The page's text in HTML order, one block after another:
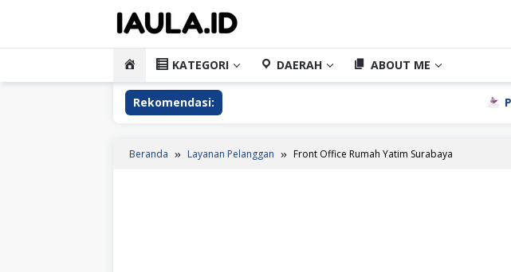
HOME KATEGORI DAERAH ABOUT ME
Rekomendasi: Perawat
Beranda Layanan Pelanggan Front Office Rumah Yatim Surabaya